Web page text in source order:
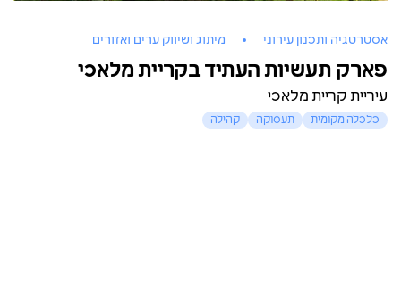
אסטרטגיה ותכנון עירוני מיתוג ושיווק ערים ואזורים
פארק תעשיות העתיד בקריית מלאכי
עיריית קריית מלאכי
כלכלה מקומית תעסוקה קהילה